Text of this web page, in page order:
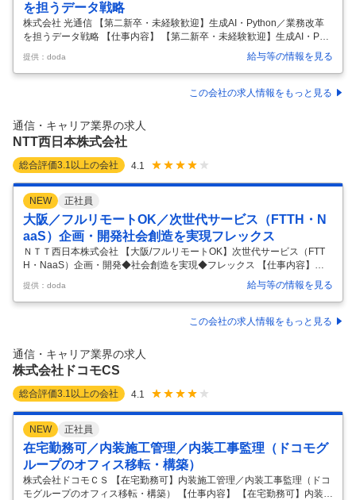
を担うデータ戦略
株式会社 光通信 【第二新卒・未経験歓迎】生成AI・Python／業務改革
を担うデータ戦略 【仕事内容】 【第二新卒・未経験歓迎】生成AI・Pyth
on／業務改革を担うデータ戦略 【具体的な仕事内容】 【未経験歓迎/プ
ライム上場・インターネット回線、電力、宅配水等幅広い事業を展開/ス
トック利益と営業力を掛け合わせて安定した大きな売り上げを維持/月平
均残業16時間程】 【ポジション概要】 AWSやプログラミング（主にPyt
いただきます。業務課題の整理から要件定義・設計・実装までを担い、
業務プロセスの構築に携われます。 ■業務内容
提供：doda 給与等の情報を見る
この会社の求人情報をもっと見る
通信・キャリア業界の求人
NTT西日本株式会社
総合評価3.1 以上の会社 4.1
NEW 正社員
大阪／フルリモートOK／次世代サービス（FTTH・N
aaS）企画・開発社会創造を実現フレックス
ＮＴＴ西日本株式会社 【大阪/フルリモートOK】次世代サービス（FTT
H・NaaS）企画・開発◆社会創造を実現◆フレックス 【仕事内容】
【大阪/フルリモートOK】次世代サービス（FTTH・NaaS）企画・開発
◆社会創造を実現◆フレックス 【具体的な仕事内容】 ～IOWN構想を支
える光アクセスの最前線で未来の当たり前をつくる／フルリモートOK～
■業務概要： NTTグループが推進する「IOWN構想」のもと、通信基盤の
ポジションです。 10Gを超える超高速サービスや、NaaS（Network as
a Service）などの 次世代…
提供：doda 給与等の情報を見る
この会社の求人情報をもっと見る
通信・キャリア業界の求人
株式会社ドコモCS
総合評価3.1 以上の会社 4.1
NEW 正社員
在宅勤務可／内装施工管理／内装工事監理（ドコモグ
ループのオフィス移転・構築）
株式会社ドコモＣＳ 【在宅勤務可】内装施工管理／内装工事監理（ドコ
モグループのオフィス移転・構築） 【仕事内容】 【在宅勤務可】内装施